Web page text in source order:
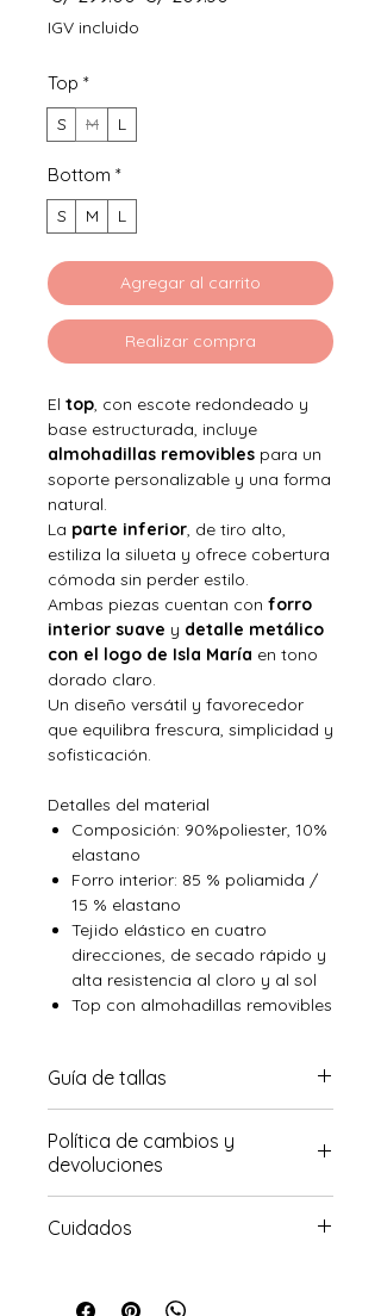
IGV incluido
Top *
S M L
Bottom *
S M L
Agregar al carrito
Realizar compra
El top, con escote redondeado y
base estructurada, incluye
almohadillas removibles para un
soporte personalizable y una forma
natural.
La parte inferior, de tiro alto,
estiliza la silueta y ofrece cobertura
cómoda sin perder estilo.
Ambas piezas cuentan con forro
interior suave y detalle metálico
con el logo de Isla María en tono
dorado claro.
Un diseño versátil y favorecedor
que equilibra frescura, simplicidad y
sofisticación.
Detalles del material
Composición: 90%poliester, 10%
elastano
Forro interior: 85 % poliamida /
15 % elastano
Tejido elástico en cuatro
direcciones, de secado rápido y
alta resistencia al cloro y al sol
Top con almohadillas removibles
Guía de tallas
aquí.
Política de cambios y
devoluciones
política de cambios haz click
Cuidados
separado con jabón suave. Secar a